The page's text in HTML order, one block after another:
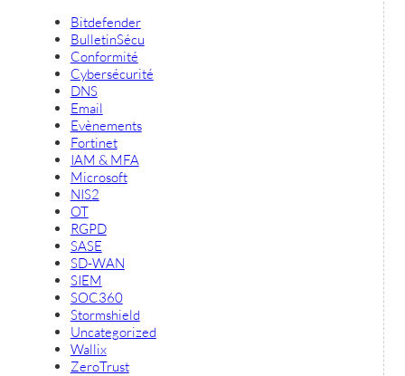
Bitdefender
BulletinSécu
Conformité
Cybersécurité
DNS
Email
Evènements
Fortinet
IAM & MFA
Microsoft
NIS2
OT
RGPD
SASE
SD-WAN
SIEM
SOC360
Stormshield
Uncategorized
Wallix
ZeroTrust